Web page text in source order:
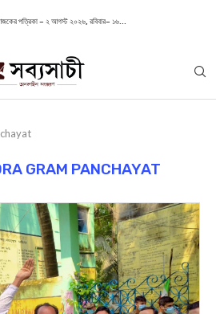
পত্রিকা – ২ আগস্ট ২০২৬, রবিবার– ১৬...
GRAM PANCHAYAT